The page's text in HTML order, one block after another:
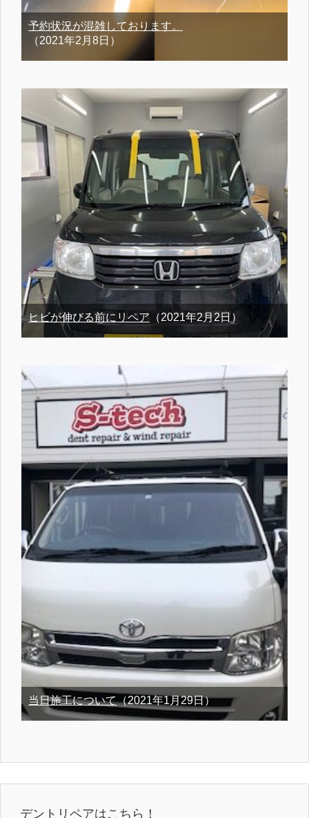
予約状況が混雑しております。
（2021年2月8日）
ヒビが伸びる前にリペア（2021年2月2日）
当日施工について（2021年1月29日）
デントリペアはこちら！